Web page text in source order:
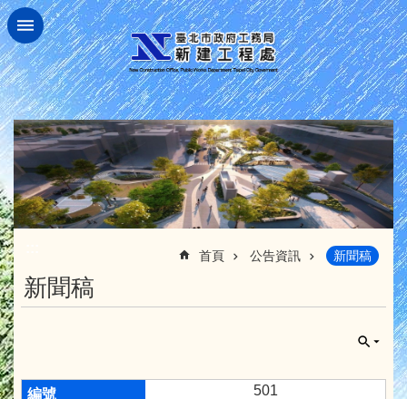
跳到主要內容區塊
首頁 公告資訊 新聞稿
新聞稿
501